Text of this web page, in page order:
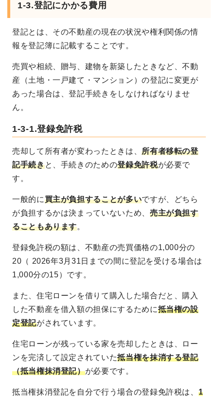
1-3.登記にかかる費用
登記とは、その不動産の現在の状況や権利関係の情
報を登記簿に記載することです。
売買や相続、贈与、建物を新築したときなど、不動
産（土地・一戸建て・マンション）の登記に変更が
あった場合は、登記手続きをしなければなりませ
ん。
1-3-1.登録免許税
売却して所有者が変わったときは、所有者移転の登
記手続きと、手続きのための登録免許税が必要で
す。
一般的に買主が負担することが多いですが、どちら
が負担するかは決まっていないため、 売主が負担す
ることもあります。
登録免許税の額は、不動産の売買価格の1,000分の
20（ 2026年3月31日までの間に登記を受ける場合は
1,000分の15）です。
また、住宅ローンを借りて購入した場合だと、購入
した不動産を借入額の担保にするために抵当権の設
定登記がされています。
住宅ローンが残っている家を売却したときは、ロー
ンを完済して設定されていた抵当権を抹消する登記
（抵当権抹消登記）が必要です。
抵当権抹消登記を自分で行う場合の登録免許税は、 1